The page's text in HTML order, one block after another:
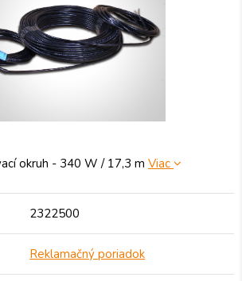
okruh - 340 W / 17,3 m Viac
2322500
Reklamačný poriadok